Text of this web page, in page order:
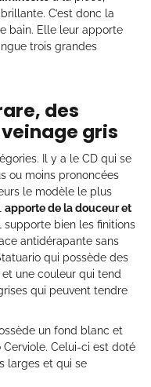
C’est donc la
bain. Elle leur apporte
trois grandes
des
gris
Il y a le CD qui se
ou moins prononcées
le modèle le plus
apporte de la douceur et
supporte bien les finitions
antidérapante sans
qui possède des
une couleur qui tend
qui peuvent tendre
un fond blanc et
Cerviole. Celui-ci est doté
larges et qui se